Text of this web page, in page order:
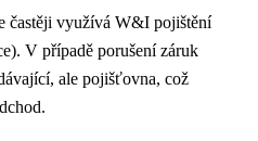
častěji využívá W&I pojištění
V případě porušení záruk
ale pojišťovna, což